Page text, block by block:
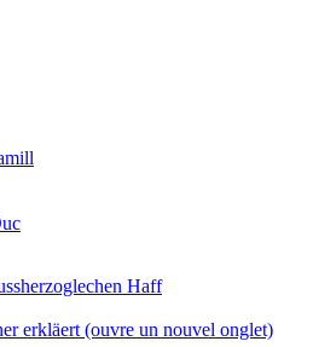
Haff
erkläert (ouvre un nouvel onglet)